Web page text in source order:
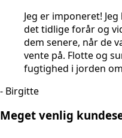
Jeg er imponeret!
det tidlige forår og
dem senere, når de
vente på. Flotte og
fugtighed i jorden
- Birgitte
Meget venlig